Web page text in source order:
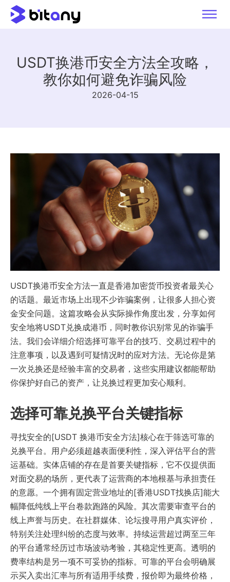
USDT换港币安全方法全攻略，
教你如何避免诈骗风险
2026-04-15
USDT换港币安全方法一直是香港加密​​货币投资者最关心
的话题。最近市场上出现不少诈骗案例，让很多人担心资
金安全问题。这篇攻略会从实际操作角度出发，分享如何
安全地将USDT兑换成港币，同时教你识别常见的诈骗手
法。我们会详细介绍选择可靠平台的技巧、交易过程中的
注意事项，以及遇到可疑情况时的应对方法。无论你是第
一次兑换还是经验丰富的交易者，这些实用建议都能帮助
你保护好自己的资产，让兑换过程更加安心顺利。
选择可靠兑换平台关键指标
寻找安全的[USDT 换港币安全方法]核心在于筛选可靠的
兑换平台。用户必须超越表面便利性，深入评估平台的营
运基础。实体店铺的存在是首要关键指标，它不仅提供面
对面交易的场所，更代表了运营商的本地根基与承担责任
的意愿。一个拥有固定营业地址的[香港USDT找换店]能大
幅降低纯线上平台卷款跑路的风险。其次需要审查平台的
线上声誉与历史。在社群媒体、论坛搜寻用户真实评价，
特别关注处理纠纷的态度与效率。持续运营超过两至三年
的平台通常经历过市场波动考验，其稳定性更高。透明的
费率结构是另一项不可妥协的指标。可靠的平台会明确展
示买入卖出汇率与所有适用手续费，报价即为最终价格，